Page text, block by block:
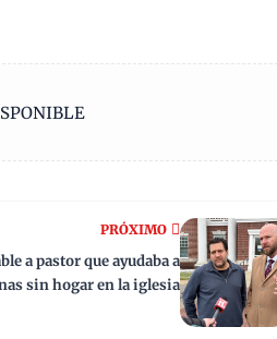
PRÓXIMO
a pastor que ayudaba a
sin hogar en la iglesia